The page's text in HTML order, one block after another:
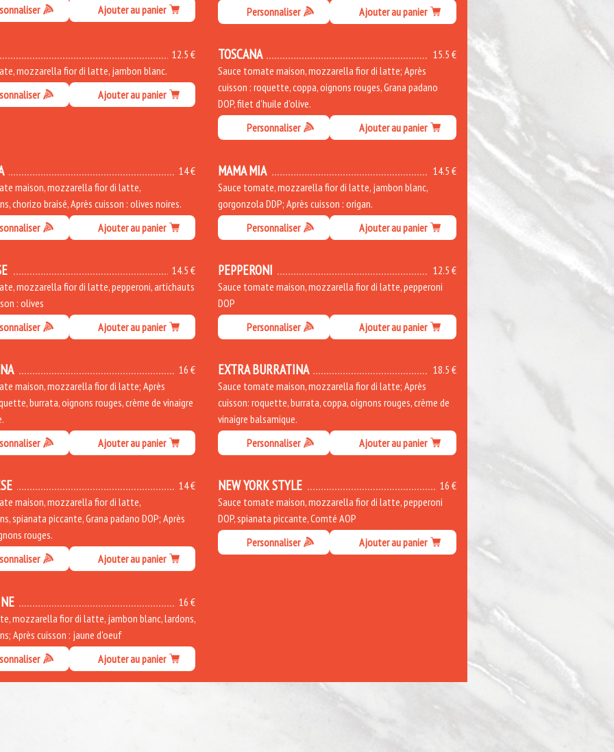
Ajouter au panier
Personnaliser
Ajouter au panier
12.5 €
mozzarella fior di latte, jambon blanc.
Ajouter au panier
15.5 €
TOSCANA
Sauce tomate maison, mozzarella fior di latte; Après
cuisson : roquette, coppa, oignons rouges, Grana padano
DOP, filet d'huile d'olive.
Personnaliser
Ajouter au panier
14 €
maison, mozzarella fior di latte,
chorizo braisé, Après cuisson : olives noires.
Ajouter au panier
14.5 €
MAMA MIA
Sauce tomate, mozzarella fior di latte, jambon blanc,
gorgonzola DDP; Après cuisson : origan.
Personnaliser
Ajouter au panier
14.5 €
mozzarella fior di latte, pepperoni, artichauts
: olives
Ajouter au panier
12.5 €
PEPPERONI
Sauce tomate maison, mozzarella fior di latte, pepperoni
DOP
Personnaliser
Ajouter au panier
16 €
maison, mozzarella fior di latte; Après
burrata, oignons rouges, crème de vinaigre
Ajouter au panier
18.5 €
EXTRA BURRATINA
Sauce tomate maison, mozzarella fior di latte; Après
cuisson: roquette, burrata, coppa, oignons rouges, crème de
vinaigre balsamique.
Personnaliser
Ajouter au panier
14 €
maison, mozzarella fior di latte,
spianata piccante, Grana padano DOP; Après
rouges.
Ajouter au panier
16 €
NEW YORK STYLE
Sauce tomate maison, mozzarella fior di latte, pepperoni
DOP, spianata piccante, Comté AOP
Personnaliser
Ajouter au panier
16 €
mozzarella fior di latte, jambon blanc, lardons,
Après cuisson : jaune d'oeuf
Ajouter au panier